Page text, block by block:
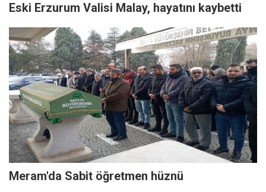
Eski Erzurum Valisi Malay, hayatını kaybetti
Meram'da Sabit öğretmen hüznü